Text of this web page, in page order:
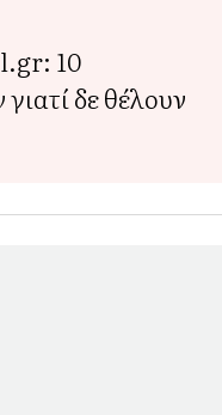
10
δε θέλουν